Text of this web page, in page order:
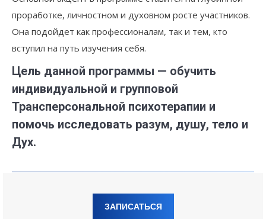
проработке, личностном и духовном росте участников.
Она подойдет как профессионалам, так и тем, кто
вступил на путь изучения себя.
Цель данной программы — обучить
индивидуальной и групповой
Трансперсональной психотерапии и
помочь исследовать разум, душу, тело и
Дух.
ЗАПИСАТЬСЯ